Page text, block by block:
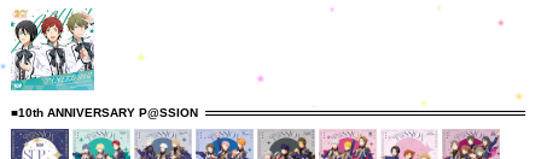
■10th ANNIVERSARY P@SSION